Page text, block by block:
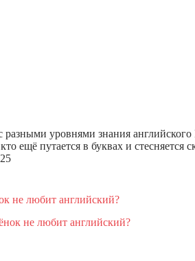
разными уровнями знания
ещё путается в буквах и стесняется
не любит английский?